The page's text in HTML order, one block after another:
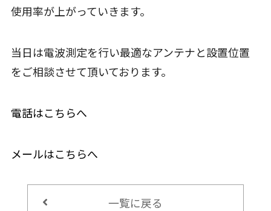
使用率が上がっていきます。
当日は電波測定を行い最適なアンテナと設置位置
をご相談させて頂いております。
電話はこちらへ
メールはこちらへ
一覧に戻る